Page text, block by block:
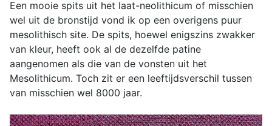
Een mooie spits uit het laat-neolithicum of misschien
wel uit de bronstijd vond ik op een overigens puur
mesolithisch site. De spits, hoewel enigszins zwakker
van kleur, heeft ook al de dezelfde patine
aangenomen als die van de vonsten uit het
Mesolithicum. Toch zit er een leeftijdsverschil tussen
van misschien wel 8000 jaar.